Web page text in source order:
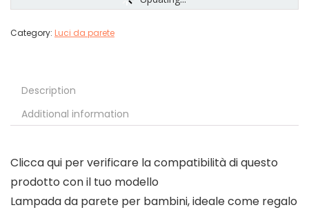
Category: Luci da parete
Description
Additional information
Clicca qui per verificare la compatibilità di questo
prodotto con il tuo modello
Lampada da parete per bambini, ideale come regalo